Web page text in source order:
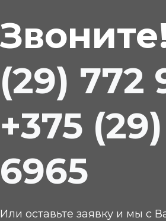
(29) 772
+375
6965
Или оставьте заявку и мы с